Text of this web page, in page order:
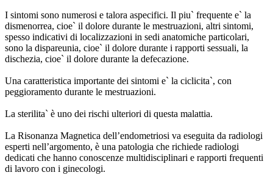
I sintomi sono numerosi e talora aspecifici. Il piu` frequente e` la
dismenorrea, cioe` il dolore durante le mestruazioni, altri sintomi,
spesso indicativi di localizzazioni in sedi anatomiche particolari,
sono la dispareunia, cioe` il dolore durante i rapporti sessuali, la
dischezia, cioe` il dolore durante la defecazione.
Una caratteristica importante dei sintomi e` la ciclicita`, con
peggioramento durante le mestruazioni.
La sterilita` è uno dei rischi ulteriori di questa malattia.
La Risonanza Magnetica dell’endometriosi va eseguita da radiologi
esperti nell’argomento, è una patologia che richiede radiologi
dedicati che hanno conoscenze multidisciplinari e rapporti frequenti
di lavoro con i ginecologi.